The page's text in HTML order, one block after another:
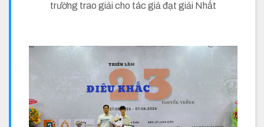
trường trao giải cho tác giả đạt giải Nhất